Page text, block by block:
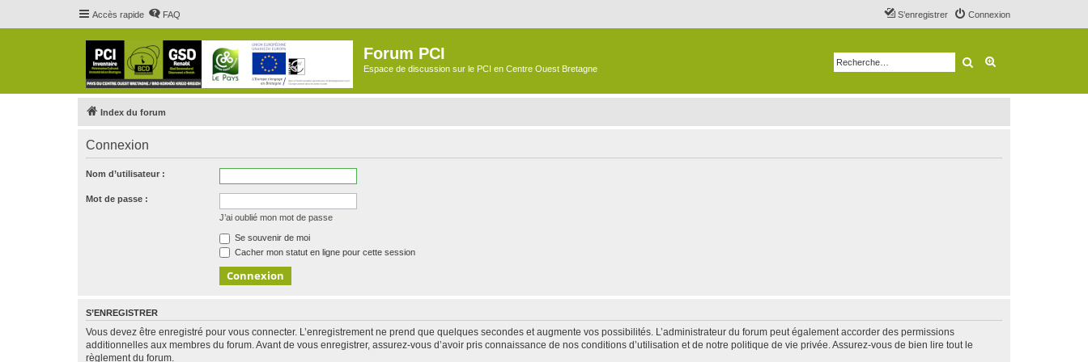
Accès rapide FAQ Connexion
S’enregistrer
Forum PCI
Espace de discussion sur le PCI en Centre Ouest Bretagne Rechercher
Index du forum
Connexion
Nom d’utilisateur :
Mot de passe :
J’ai oublié mon mot de passe
Se souvenir de moi
Cacher mon statut en ligne pour cette session
S’ENREGISTRER
Vous devez être enregistré pour vous connecter. L’enregistrement ne prend que quelques secondes et augmente vos possibilités. L’administrateur du forum peut également accorder des permissions
additionnelles aux membres du forum. Avant de vous enregistrer, assurez-vous d’avoir pris connaissance de nos conditions d’utilisation et de notre politique de vie privée. Assurez-vous de bien lire tout le
règlement du forum.